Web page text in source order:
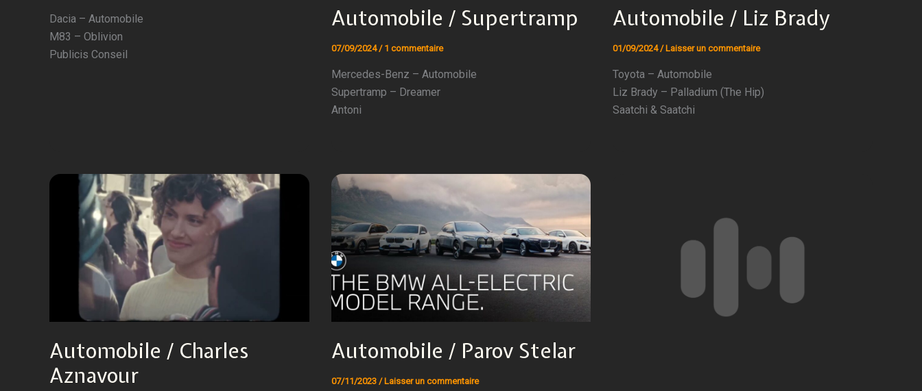
Dacia – Automobile
M83 – Oblivion
Publicis Conseil
Automobile / Supertramp
07/09/2024/ 1 commentaire
Mercedes-Benz – Automobile
Supertramp – Dreamer
Antoni
Automobile / Liz Brady
01/09/2024/ Laisser un commentaire
Toyota – Automobile
Liz Brady – Palladium (The Hip)
Saatchi & Saatchi
Automobile / Charles
Aznavour
Automobile / Parov Stelar
07/11/2023 / Laisser un commentaire